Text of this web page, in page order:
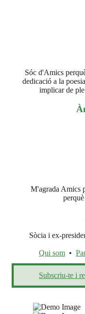
Sóc d'Amics
dedicació a la
implicar de
M'agrada Amics
Sòcia i ex-
Qui som •
Subscriu-te i